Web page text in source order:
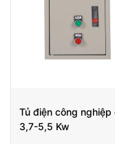
Tủ điện công nghiệp
3,7-5,5 Kw